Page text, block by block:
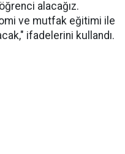
alacağız.
ve mutfak eğitimi ile
ifadelerini kullandı.